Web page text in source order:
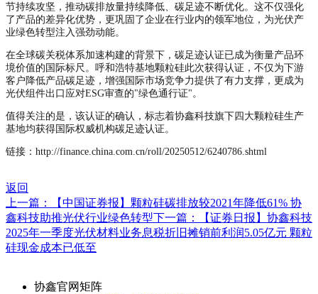
节持续攻坚，推动碳排放量持续降低、碳足迹不断优化。这不仅强化
了产品的差异化优势，更巩固了企业在行业内的领军地位，为光伏产
业绿色转型注入强劲动能。
在全球碳关税体系加速构建的背景下，碳足迹认证已成为衡量产品环
境价值的国际标尺。呼和浩特基地颗粒硅此次获得认证，不仅为下游
客户降低产品碳足迹，增强国际市场竞争力提供了有力支撑，更成为
光伏组件出口应对ESG审查的"绿色通行证"。
值得关注的是，该认证的确认，标志着协鑫科技旗下四大颗粒硅生产
基地均获得国际权威机构碳足迹认证。
链接：http://finance.china.com.cn/roll/20250512/6240786.shtml
返回
上一篇：【中国证券报】颗粒硅碳排放较2021年降低61% 协
鑫科技助推光伏行业绿色转型下一篇：【证券日报】协鑫科技
2025年一季度光伏材料业务息税折旧摊销前利润5.05亿元 颗粒
硅现金成本已低至
协鑫官网矩阵